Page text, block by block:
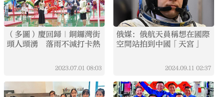
（多圖）慶回歸｜銅鑼灣街
頭人頭湧 落雨不減打卡熱
2023.07.01 08:03
俄媒：俄航天員稱想在國際
空間站拍到中國「天宮」
2024.09.11 02:37